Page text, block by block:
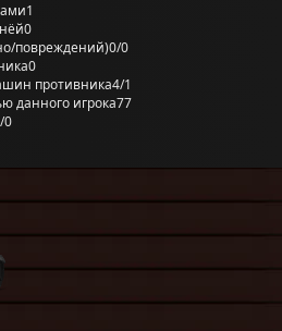
1
0
повреждений)0/0
0
противника4/1
данного игрока77
0